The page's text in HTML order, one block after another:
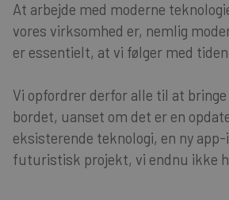
At arbejde med moderne
vores virksomhed er, nemlig
er essentielt, at vi følger med
Vi opfordrer derfor alle til at bringe
bordet, uanset om det er en
eksisterende teknologi, en ny
futuristisk projekt, vi endnu ikke